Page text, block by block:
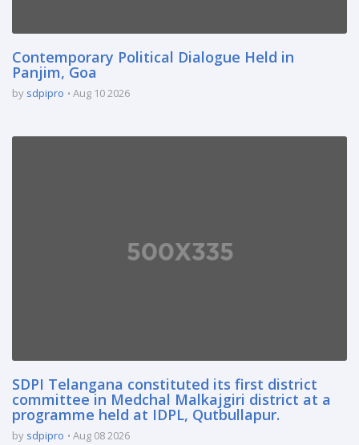
Contemporary Political Dialogue Held in
Panjim, Goa
by sdpipro Aug 10 2026
SDPI Telangana constituted its first district
committee in Medchal Malkajgiri district at a
programme held at IDPL, Qutbullapur.
by sdpipro Aug 08 2026